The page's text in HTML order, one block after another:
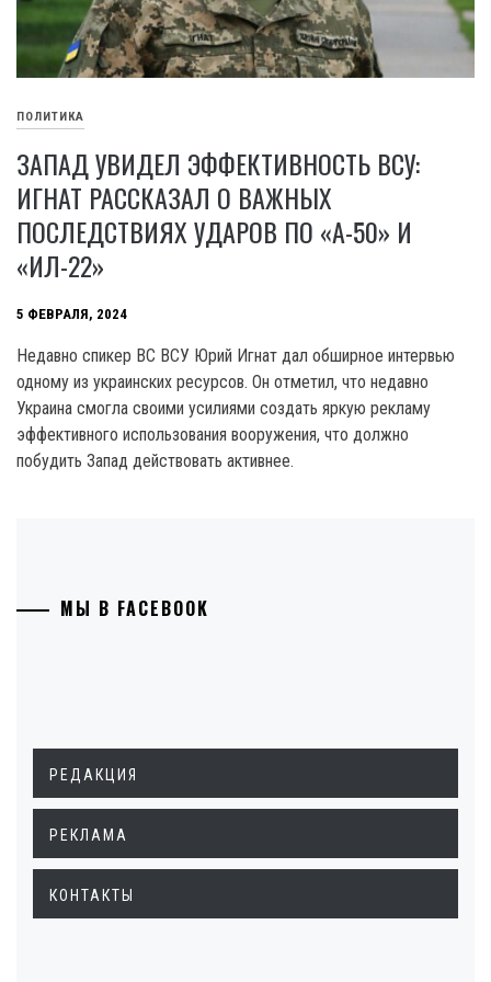
ПОЛИТИКА
ЗАПАД УВИДЕЛ ЭФФЕКТИВНОСТЬ ВСУ:
ИГНАТ РАССКАЗАЛ О ВАЖНЫХ
ПОСЛЕДСТВИЯХ УДАРОВ ПО «А-50» И
«ИЛ-22»
5 ФЕВРАЛЯ, 2024
Недавно спикер ВС ВСУ Юрий Игнат дал обширное интервью
одному из украинских ресурсов. Он отметил, что недавно
Украина смогла своими усилиями создать яркую рекламу
эффективного использования вооружения, что должно
побудить Запад действовать активнее.
МЫ В FACEBOOK
РЕДАКЦИЯ
РЕКЛАМА
КОНТАКТЫ